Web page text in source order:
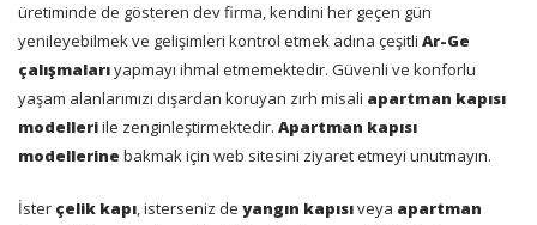
üretiminde de gösteren dev firma, kendini her geçen gün
yenileyebilmek ve gelişimleri kontrol etmek adına çeşitli Ar-Ge
çalışmalarıyapmayı ihmal etmemektedir. Güvenli ve konforlu
yaşam alanlarımızı dışardan koruyan zırh misali apartman kapısı
modelleriile zenginleştirmektedir. Apartman kapısı
modellerine bakmak için web sitesini ziyaret etmeyi unutmayın.
İster çelik kapı, isterseniz de yangın kapısıveya apartman